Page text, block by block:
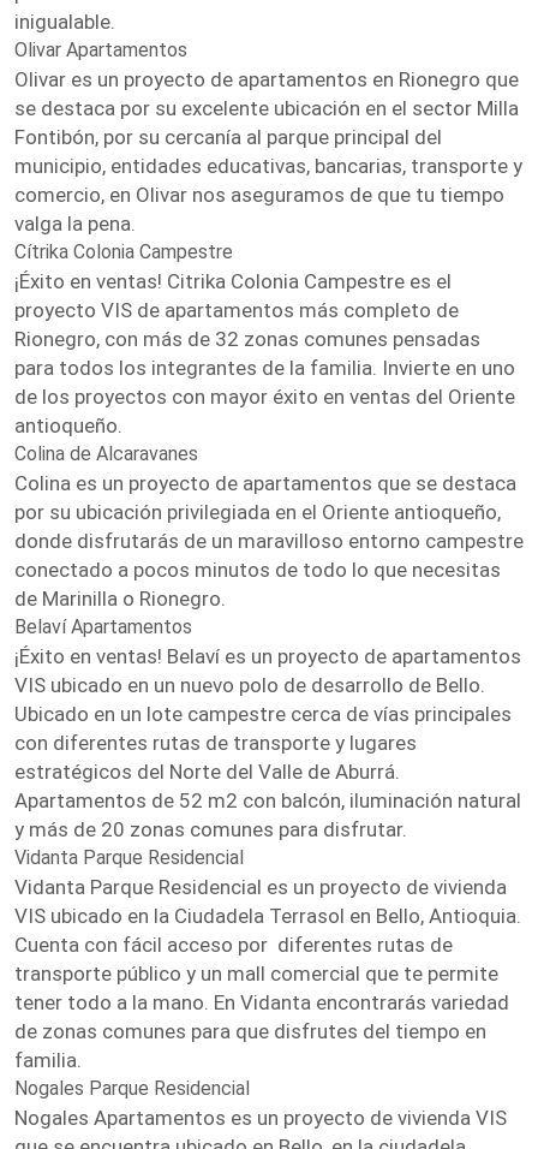
inigualable.
Olivar Apartamentos
Olivar es un proyecto de apartamentos en Rionegro que
se destaca por su excelente ubicación en el sector Milla
Fontibón, por su cercanía al parque principal del
municipio, entidades educativas, bancarias, transporte y
comercio, en Olivar nos aseguramos de que tu tiempo
valga la pena.
Cítrika Colonia Campestre
¡Éxito en ventas! Citrika Colonia Campestre es el
proyecto VIS de apartamentos más completo de
Rionegro, con más de 32 zonas comunes pensadas
para todos los integrantes de la familia. Invierte en uno
de los proyectos con mayor éxito en ventas del Oriente
antioqueño.
Colina de Alcaravanes
Colina es un proyecto de apartamentos que se destaca
por su ubicación privilegiada en el Oriente antioqueño,
donde disfrutarás de un maravilloso entorno campestre
conectado a pocos minutos de todo lo que necesitas
de Marinilla o Rionegro.
Belaví Apartamentos
¡Éxito en ventas! Belaví es un proyecto de apartamentos
VIS ubicado en un nuevo polo de desarrollo de Bello.
Ubicado en un lote campestre cerca de vías principales
con diferentes rutas de transporte y lugares
estratégicos del Norte del Valle de Aburrá.
Apartamentos de 52 m2 con balcón, iluminación natural
y más de 20 zonas comunes para disfrutar.
Vidanta Parque Residencial
Vidanta Parque Residencial es un proyecto de vivienda
VIS ubicado en la Ciudadela Terrasol en Bello, Antioquia.
Cuenta con fácil acceso por diferentes rutas de
transporte público y un mall comercial que te permite
tener todo a la mano. En Vidanta encontrarás variedad
de zonas comunes para que disfrutes del tiempo en
familia.
Nogales Parque Residencial
Nogales Apartamentos es un proyecto de vivienda VIS